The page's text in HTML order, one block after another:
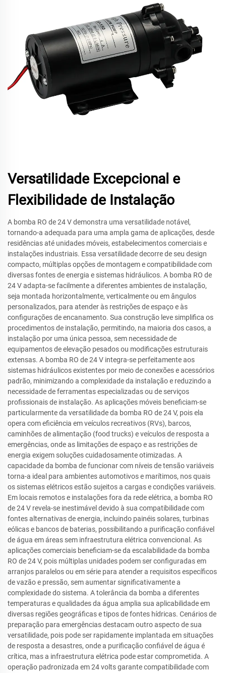
Versatilidade Excepcional e
Flexibilidade de Instalação
A bomba RO de 24 V demonstra uma versatilidade notável,
tornando-a adequada para uma ampla gama de aplicações, desde
residências até unidades móveis, estabelecimentos comerciais e
instalações industriais. Essa versatilidade decorre de seu design
compacto, múltiplas opções de montagem e compatibilidade com
diversas fontes de energia e sistemas hidráulicos. A bomba RO de
24 V adapta-se facilmente a diferentes ambientes de instalação,
seja montada horizontalmente, verticalmente ou em ângulos
personalizados, para atender às restrições de espaço e às
configurações de encanamento. Sua construção leve simplifica os
procedimentos de instalação, permitindo, na maioria dos casos, a
instalação por uma única pessoa, sem necessidade de
equipamentos de elevação pesados ou modificações estruturais
extensas. A bomba RO de 24 V integra-se perfeitamente aos
sistemas hidráulicos existentes por meio de conexões e acessórios
padrão, minimizando a complexidade da instalação e reduzindo a
necessidade de ferramentas especializadas ou de serviços
profissionais de instalação. As aplicações móveis beneficiam-se
particularmente da versatilidade da bomba RO de 24 V, pois ela
opera com eficiência em veículos recreativos (RVs), barcos,
caminhões de alimentação (food trucks) e veículos de resposta a
emergências, onde as limitações de espaço e as restrições de
energia exigem soluções cuidadosamente otimizadas. A
capacidade da bomba de funcionar com níveis de tensão variáveis
torna-a ideal para ambientes automotivos e marítimos, nos quais
os sistemas elétricos estão sujeitos a cargas e condições variáveis.
Em locais remotos e instalações fora da rede elétrica, a bomba RO
de 24 V revela-se inestimável devido à sua compatibilidade com
fontes alternativas de energia, incluindo painéis solares, turbinas
eólicas e bancos de baterias, possibilitando a purificação confiável
de água em áreas sem infraestrutura elétrica convencional. As
aplicações comerciais beneficiam-se da escalabilidade da bomba
RO de 24 V, pois múltiplas unidades podem ser configuradas em
arranjos paralelos ou em série para atender a requisitos específicos
de vazão e pressão, sem aumentar significativamente a
complexidade do sistema. A tolerância da bomba a diferentes
temperaturas e qualidades da água amplia sua aplicabilidade em
diversas regiões geográficas e tipos de fontes hídricas. Cenários de
preparação para emergências destacam outro aspecto de sua
versatilidade, pois pode ser rapidamente implantada em situações
de resposta a desastres, onde a purificação confiável de água é
crítica, mas a infraestrutura elétrica pode estar comprometida. A
operação padronizada em 24 volts garante compatibilidade com